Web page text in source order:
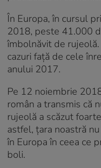
În Europa, în cursul
2018, peste 41.000
îmbolnăvit de
cazuri față de cele
anului 2017.
Pe 12 noiembrie
român a transmis că
rujeolă a scăzut
astfel, țara noastră
în Europa în ceea ce
boli.